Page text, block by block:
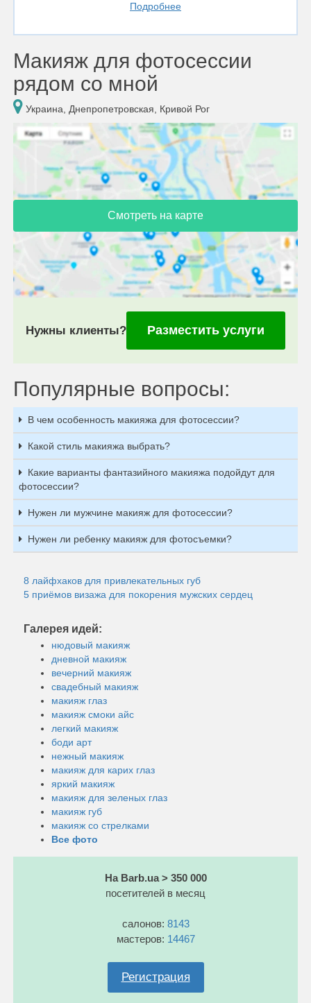
Подробнее
Макияж для фотосессии
рядом со мной
Украина, Днепропетровская, Кривой Рог
Смотреть на карте
Нужны клиенты? Разместить услуги
Популярные вопросы:
В чем особенность макияжа для фотосессии?
Какой стиль макияжа выбрать?
Какие варианты фантазийного макияжа подойдут для
фотосессии?
Нужен ли мужчине макияж для фотосессии?
Нужен ли ребенку макияж для фотосъемки?
8 лайфхаков для привлекательных губ
5 приёмов визажа для покорения мужских сердец
Галерея идей:
нюдовый макияж
дневной макияж
вечерний макияж
свадебный макияж
макияж глаз
макияж смоки айс
легкий макияж
боди арт
нежный макияж
макияж для карих глаз
яркий макияж
макияж для зеленых глаз
макияж губ
макияж со стрелками
Все фото
На Barb.ua > 350 000
посетителей в месяц
салонов: 8143
мастеров: 14467
Регистрация